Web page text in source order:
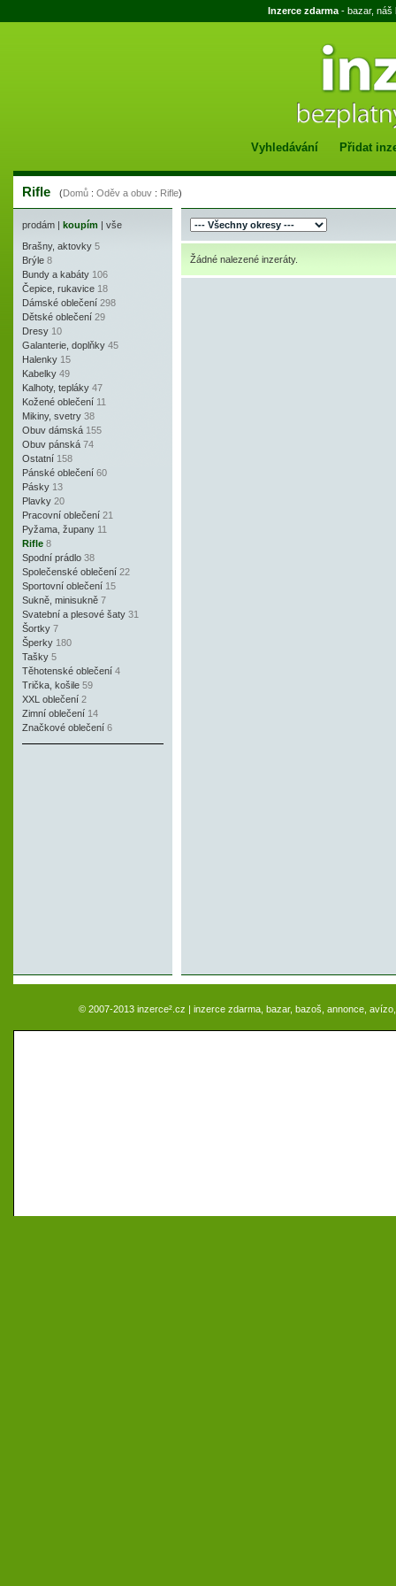
Inzerce zdarma - bazar, náš
Vyhledávání Přidat
Rifle (Domů : Oděv a obuv : Rifle)
prodám | koupím | vše
Brašny, aktovky 5
Brýle 8
Bundy a kabáty 106
Čepice, rukavice 18
Dámské oblečení 298
Dětské oblečení 29
Dresy 10
Galanterie, doplňky 45
Halenky 15
Kabelky 49
Kalhoty, tepláky 47
Kožené oblečení 11
Mikiny, svetry 38
Obuv dámská 155
Obuv pánská 74
Ostatní 158
Pánské oblečení 60
Pásky 13
Plavky 20
Pracovní oblečení 21
Pyžama, župany 11
Rifle 8
Spodní prádlo 38
Společenské oblečení 22
Sportovní oblečení 15
Sukně, minisukně 7
Svatební a plesové šaty 31
Šortky 7
Šperky 180
Tašky 5
Těhotenské oblečení 4
Trička, košile 59
XXL oblečení 2
Zimní oblečení 14
Značkové oblečení 6
Žádné nalezené inzeráty.
© 2007-2013 inzerce².cz | inzerce zdarma, bazar, bazoš, annonce,